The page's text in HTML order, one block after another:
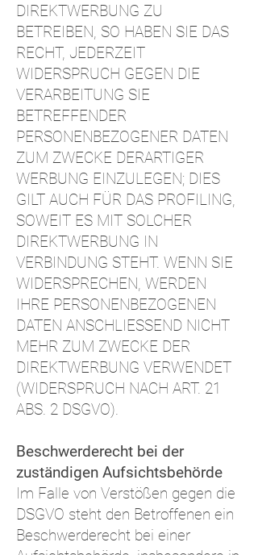
DIREKTWERBUNG ZU
BETREIBEN, SO HABEN SIE DAS
RECHT, JEDERZEIT
WIDERSPRUCH GEGEN DIE
VERARBEITUNG SIE
BETREFFENDER
PERSONENBEZOGENER DATEN
ZUM ZWECKE DERARTIGER
WERBUNG EINZULEGEN; DIES
GILT AUCH FÜR DAS PROFILING,
SOWEIT ES MIT SOLCHER
DIREKTWERBUNG IN
VERBINDUNG STEHT. WENN SIE
WIDERSPRECHEN, WERDEN
IHRE PERSONENBEZOGENEN
DATEN ANSCHLIESSEND NICHT
MEHR ZUM ZWECKE DER
DIREKTWERBUNG VERWENDET
(WIDERSPRUCH NACH ART. 21
ABS. 2 DSGVO).
Beschwerderecht bei der
zuständigen Aufsichtsbehörde
Im Falle von Verstößen gegen die
DSGVO steht den Betroffenen ein
Beschwerderecht bei einer